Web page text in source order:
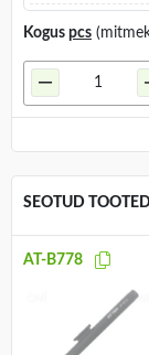
Kogus pcs
SEOTUD
AT-B778